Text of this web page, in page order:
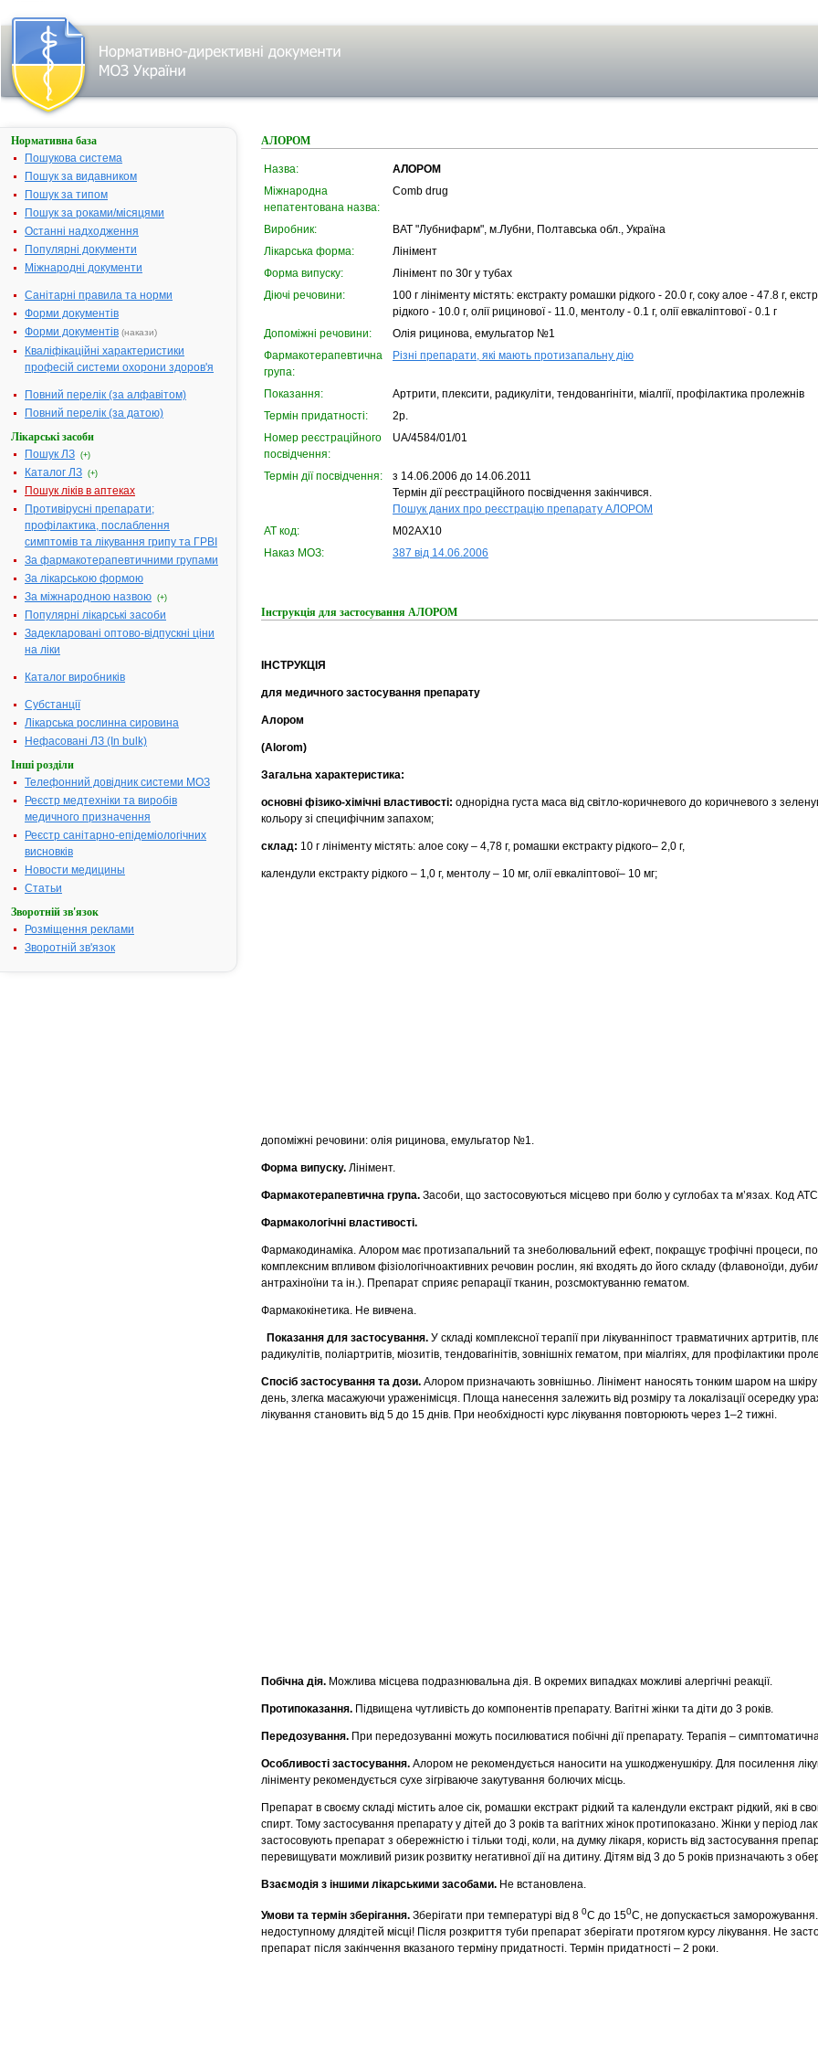
Нормативна база
Пошукова система
Пошук за видавником
Пошук за типом
Пошук за роками/місяцями
Останні надходження
Популярні документи
Міжнародні документи
Санітарні правила та норми
Форми документів
Форми документів (накази)
Кваліфікаційні характеристики
професій системи охорони здоров'я
Повний перелік (за алфавітом)
Повний перелік (за датою)
Лікарські засоби
Пошук ЛЗ (+)
Каталог ЛЗ (+)
Пошук ліків в аптеках
Противірусні препарати;
профілактика, послаблення
симптомів та лікування грипу та ГРВІ
За фармакотерапевтичними групами
За лікарською формою
За міжнародною назвою (+)
Популярні лікарські засоби
Задекларовані оптово-відпускні ціни
на ліки
Каталог виробників
Субстанції
Лікарська рослинна сировина
Нефасовані ЛЗ (In bulk)
Інші розділи
Телефонний довідник системи МОЗ
Реєстр медтехніки та виробів
медичного призначення
Реєстр санітарно-епідеміологічних
висновків
Новости медицины
Статьи
Зворотній зв'язок
Розміщення реклами
Зворотній зв'язок
АЛОРОМ
Назва:
АЛОРОМ
Міжнародна
непатентована назва:
Comb drug
Виробник:
ВАТ "Лубнифарм", м.Лубни, Полтавська обл., Україна
Лікарська форма:
Лінімент
Форма випуску:
Лінімент по 30г у тубах
Діючі речовини:
100 г лініменту містять: екстракту ромашки рідкого - 20.0 г, соку алое - 47.8 г,
рідкого - 10.0 г, олії рицинової - 11.0, ментолу - 0.1 г, олії евкаліптової - 0.1 г
Допоміжні речовини:
Олiя рицинова, емульгатор №1
Фармакотерапевтична
група:
Різні препарати, які мають протизапальну дію
Показання:
Артрити, плексити, радикуліти, тендовангініти, міалгії, профілактика пролежнів
Термін придатності:
2р.
Номер реєстраційного
посвідчення:
UA/4584/01/01
Термін дії посвідчення:
з 14.06.2006 до 14.06.2011
Термін дії реєстраційного посвідчення закінчився.
Пошук даних про реєстрацію препарату АЛОРОМ
АТ код:
M02AX10
Наказ МОЗ:
387 від 14.06.2006
Інструкція для застосування АЛОРОМ
ІНСТРУКЦІЯ
для медичного застосування препарату
Алором
(Alorom)
Загальна характеристика:
основні фізико-хімічні властивості: однорідна густа маса від світло-коричневого до коричневого з
кольору зі специфічним запахом;
склад: 10 г лініменту містять: алое соку – 4,78 г, ромашки екстракту рiдкого– 2,0 г,
календули екстракту рiдкого – 1,0 г, ментолу – 10 мг, олії евкалiптової– 10 мг;
допоміжні речовини: олiя рицинова, емульгатор №1.
Форма випуску. Лiнiмент.
Фармакотерапевтична група. Засоби, що застосовуються місцево при болю у суглобах та м’язах. Код
Фармакологічні властивості.
Фармакодинаміка. Алором має протизапальний та знеболювальний ефект, покращує трофiчнi процеси,
комплексним впливом фiзiологiчноактивних речовин рослин, якi входять до його складу (флавоноїди,
антрахіноїни та iн.). Препарат сприяє репарацiї тканин, розсмоктуванню гематом.
Фармакокінетика. Не вивчена.
Показання для застосування. У складі комплексної терапії при лiкуваннiпост травматичних артритiв,
радикулiтiв, поліартритів, міозитів, тендовагінiтiв, зовнішніх гематом, при мiалгiях, для профiлактики
Спосіб застосування та дози. Алором призначають зовнiшньо. Лiнiмент наносять тонким шаром на
день, злегка масажуючи ураженiмісця. Площа нанесення залежить вiд розміру та локалiзацiї оcередку
лiкування становить від 5 до 15 днiв. При необхідності курс лікування повторюють через 1–2 тижнi.
Побічна дія. Можлива місцева подразнювальна дія. В окремих випадках можливі алергічні реакції.
Протипоказання. Підвищена чутливість до компонентів препарату. Вагітні жінки та діти до 3 років.
Передозування. При передозуванні можуть посилюватися побічні дії препарату. Терапія –
Особливостi застосування. Алором не рекомендується наносити на ушкодженушкiру. Для посилення
лiнiменту рекомендується сухе зігріваюче закутування болючих місць.
Препарат в своєму складі містить алое сік, ромашки екстракт рідкий та календули екстракт рідкий, які в
спирт. Тому застосування препарату у дітей до 3 років та вагітних жінок протипоказано. Жінки у період
застосовують препарат з обережністю і тільки тоді, коли, на думку лікаря, користь від застосування
перевищувати можливий ризик розвитку негативної дії на дитину. Дітям від 3 до 5 років призначають з
Взаємодія з іншими лікарськими засобами. Не встановлена.
Умови та термін зберігання. Зберігати при температурі від 8 0С до 150С, не допускається заморожування.
недоступному длядітей місці! Після розкриття туби препарат зберігати протягом курсу лікування. Не
препарат після закінчення вказаного терміну придатності. Термін придатності – 2 роки.